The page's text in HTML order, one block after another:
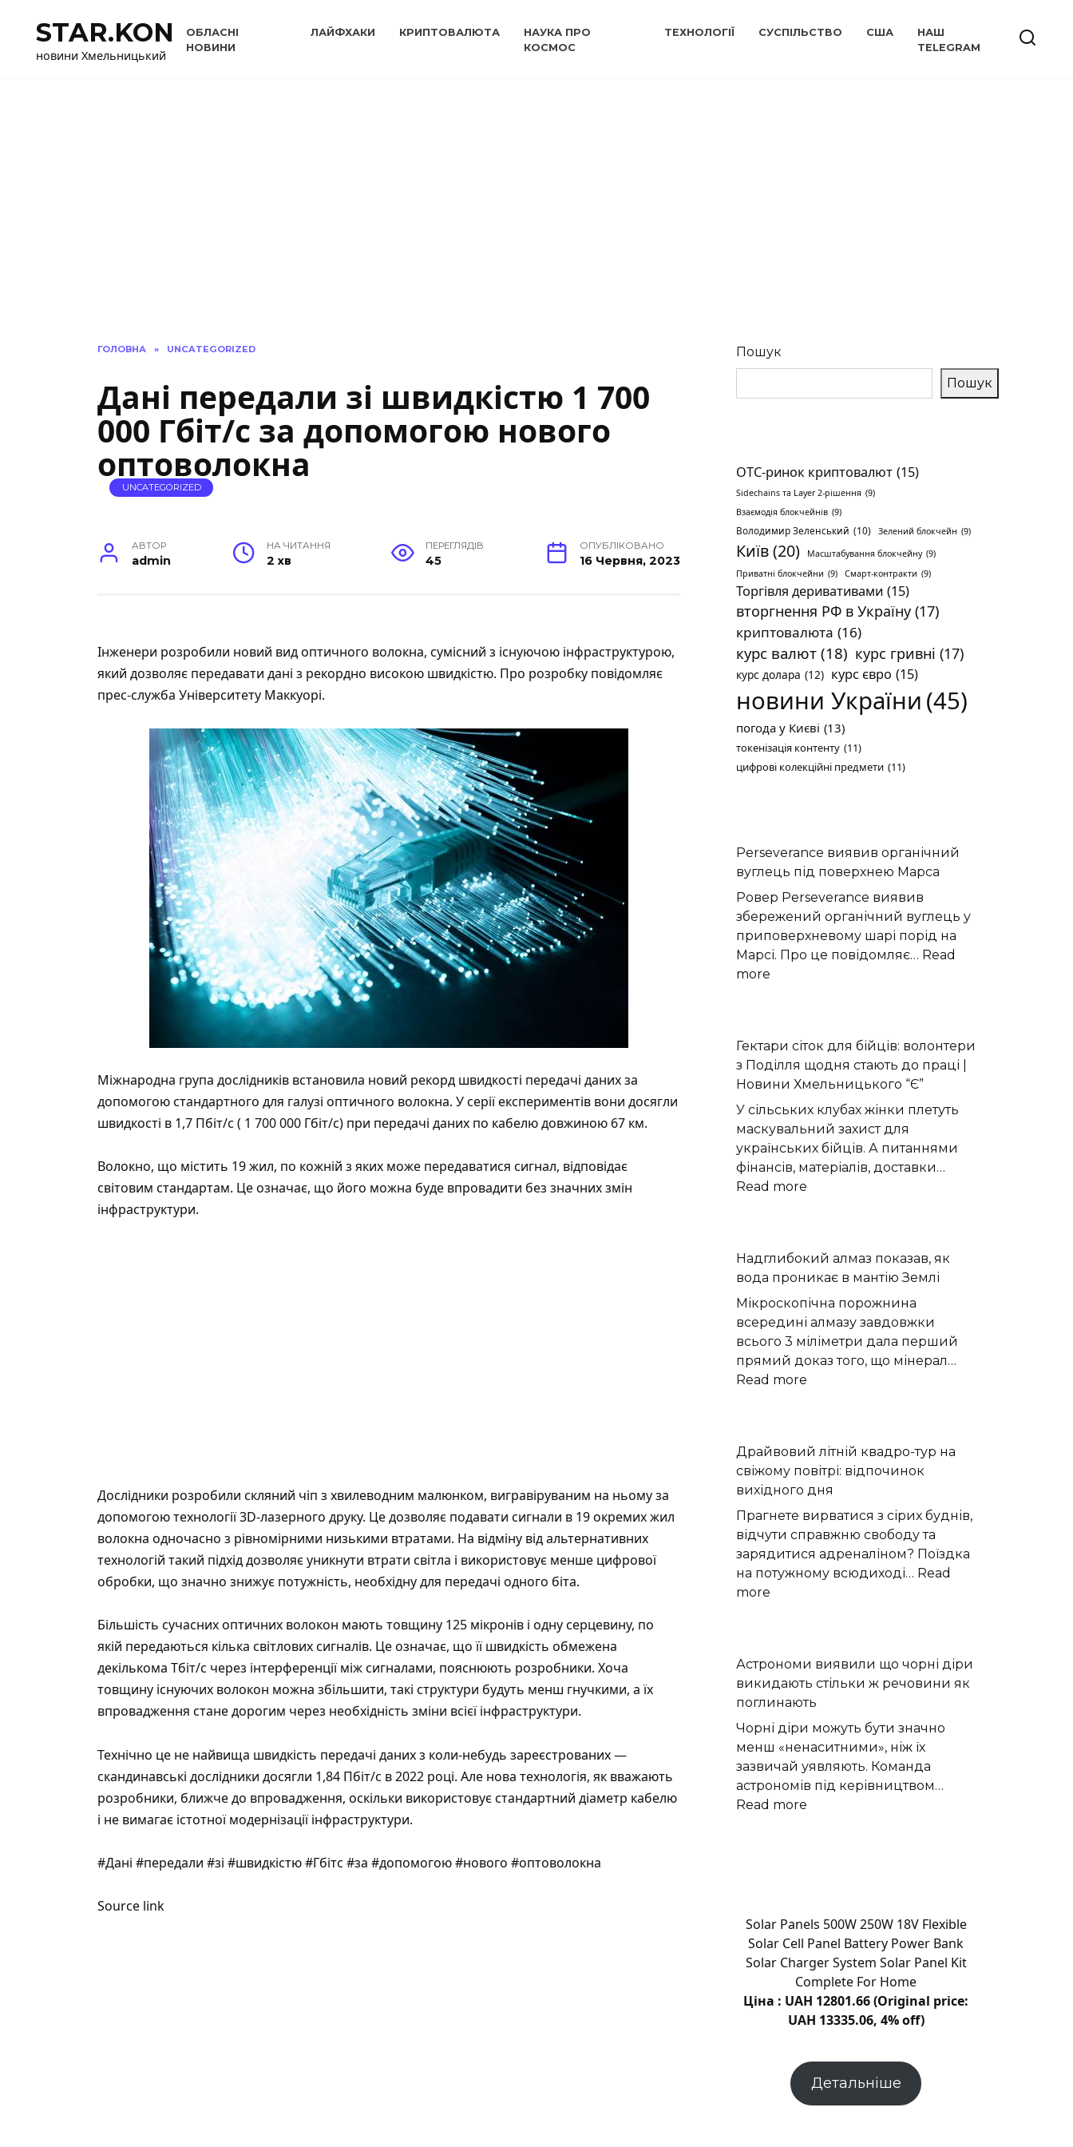
вмістуSTAR.KON
новини Хмельницький
ОБЛАСНІ
НОВИНИ
ЛАЙФХАКИ КРИПТОВАЛЮТА
НАУКА ПРО
КОСМОС
ТЕХНОЛОГІЇ СУСПІЛЬСТВО США
НАШ
TELEGRAM
ГОЛОВНА » UNCATEGORIZED
Дані передали зі швидкістю 1 700
000 Гбіт/с за допомогою нового
оптоволокна
UNCATEGORIZED
АВТОР
admin
НА ЧИТАННЯ
2 хв
ПЕРЕГЛЯДІВ
45
ОПУБЛІКОВАНО
16 Червня, 2023
Інженери розробили новий вид оптичного волокна, сумісний з існуючою інфраструктурою,
який дозволяє передавати дані з рекордно високою швидкістю. Про розробку повідомляє
прес-служба Університету Маккуорі.
Міжнародна група дослідників встановила новий рекорд швидкості передачі даних за
допомогою стандартного для галузі оптичного волокна. У серії експериментів вони досягли
швидкості в 1,7 Пбіт/с ( 1 700 000 Гбіт/с) при передачі даних по кабелю довжиною 67 км.
Волокно, що містить 19 жил, по кожній з яких може передаватися сигнал, відповідає
світовим стандартам. Це означає, що його можна буде впровадити без значних змін
інфраструктури.
Дослідники розробили скляний чіп з хвилеводним малюнком, вигравіруваним на ньому за
допомогою технології 3D-лазерного друку. Це дозволяє подавати сигнали в 19 окремих жил
волокна одночасно з рівномірними низькими втратами. На відміну від альтернативних
технологій такий підхід дозволяє уникнути втрати світла і використовує менше цифрової
обробки, що значно знижує потужність, необхідну для передачі одного біта.
Більшість сучасних оптичних волокон мають товщину 125 мікронів і одну серцевину, по
якій передаються кілька світлових сигналів. Це означає, що її швидкість обмежена
декількома Тбіт/с через інтерференції між сигналами, пояснюють розробники. Хоча
товщину існуючих волокон можна збільшити, такі структури будуть менш гнучкими, а їх
впровадження стане дорогим через необхідність зміни всієї інфраструктури.
Технічно це не найвища швидкість передачі даних з коли-небудь зареєстрованих —
скандинавські дослідники досягли 1,84 Пбіт/с в 2022 році. Але нова технологія, як вважають
розробники, ближче до впровадження, оскільки використовує стандартний діаметр кабелю
і не вимагає істотної модернізації інфраструктури.
#Дані #передали #зі #швидкістю #Гбітс #за #допомогою #нового #оптоволокна
Source link
Пошук
Пошук
OTC-ринок криптовалют (15)
Sidechains та Layer 2-рішення (9)
Взаємодія блокчейнів (9)
Володимир Зеленський (10) Зелений блокчейн (9)
Київ(20) Масштабування блокчейну (9)
Приватні блокчейни (9) Смарт-контракти (9)
Торгівля деривативами (15)
вторгнення РФ в Україну (17)
криптовалюта (16)
курс валют (18) курс гривні (17)
курс долара (12) курс євро (15)
новини України (45)
погода у Києві (13)
токенізація контенту (11)
цифрові колекційні предмети (11)
Perseverance виявив органічний
вуглець під поверхнею Марса
Ровер Perseverance виявив
збережений органічний вуглець у
приповерхневому шарі порід на
Марсі. Про це повідомляє… Read
more
вуглець
під
поверхнею
Марса
Гектари сіток для бійців: волонтери
з Поділля щодня стають до праці |
Новини Хмельницького “Є”
У сільських клубах жінки плетуть
маскувальний захист для
українських бійців. А питаннями
фінансів, матеріалів, доставки…
Read more
бійців:
волонтери
з
Поділля
щодня
стають
Хмельницького
“Є”
Надглибокий алмаз показав, як
вода проникає в мантію Землі
Мікроскопічна порожнина
всередині алмазу завдовжки
всього 3 міліметри дала перший
прямий доказ того, що мінерал…
Read more
як
вода
проникає
в
мантію
Землі
Драйвовий літній квадро-тур на
свіжому повітрі: відпочинок
вихідного дня
Прагнете вирватися з сірих буднів,
відчути справжню свободу та
зарядитися адреналіном? Поїздка
на потужному всюдиході… Read
more
тур
на
свіжому
повітрі:
відпочинок
вихідного
дня
Астрономи виявили що чорні діри
викидають стільки ж речовини як
поглинають
Чорні діри можуть бути значно
менш «ненаситними», ніж їх
зазвичай уявляють. Команда
астрономів під керівництвом…
Read more
викидають
стільки
ж
речовини
як
поглинають
Solar Panels 500W 250W 18V Flexible
Solar Cell Panel Battery Power Bank
Solar Charger System Solar Panel Kit
Complete For Home
Ціна : UAH 12801.66 (Original price:
UAH 13335.06, 4% off)
Детальніше